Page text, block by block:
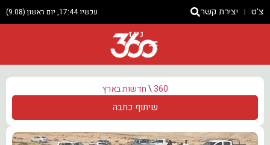
צ'ט יצירת קשר עכשיו 17:44, יום ראשון (9.08)
ניוז
360
\חדשות בארץ
שיתוף כתבה